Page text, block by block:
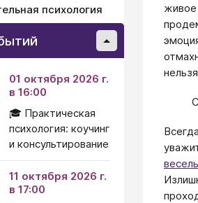
живое
психология
01 октября 2026 г.
в 16:00
🎓 Практическая
психология: коучинг
и консультирование
11 октября 2026 г.
в 17:00